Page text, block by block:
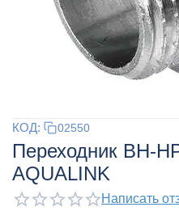
КОД: 02550
Переходник ВН-
AQUALINK
Написать